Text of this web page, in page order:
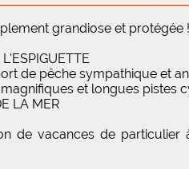
grandiose et protégée !
de pêche sympathique et
magnifiques et longues pistes
LA MER
de vacances de particulier